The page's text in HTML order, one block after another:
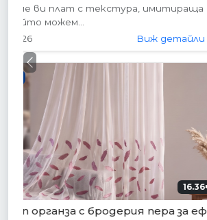
Вратите се предлагат в
87х204см. 77х204см...
Интериорни врати
VP-01 Hepo
Previous